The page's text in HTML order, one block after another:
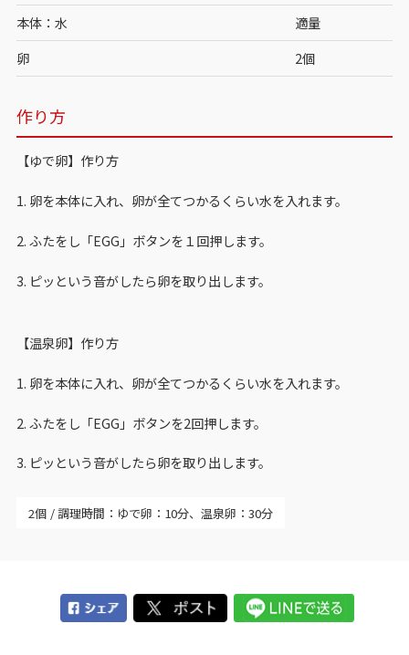
本体：水
適量
卵
2個
作り方
【ゆで卵】作り方
1. 卵を本体に入れ、卵が全てつかるくらい水を入れます。
2. ふたをし「EGG」ボタンを１回押します。
3. ピッという音がしたら卵を取り出します。
【温泉卵】作り方
1. 卵を本体に入れ、卵が全てつかるくらい水を入れます。
2. ふたをし「EGG」ボタンを2回押します。
3. ピッという音がしたら卵を取り出します。
2個 調理時間：ゆで卵：10分、温泉卵：30分